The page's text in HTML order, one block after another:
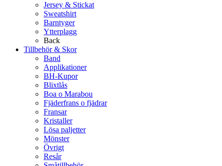
Jersey & Stickat
Sweatshirt
Barntyger
Ytterplagg
Back
Tillbehör & Skor
Band
Applikationer
BH-Kupor
Blixtlås
Boa o Marabou
Fjäderfrans o fjädrar
Fransar
Kristaller
Lösa paljetter
Mönster
Övrigt
Resår